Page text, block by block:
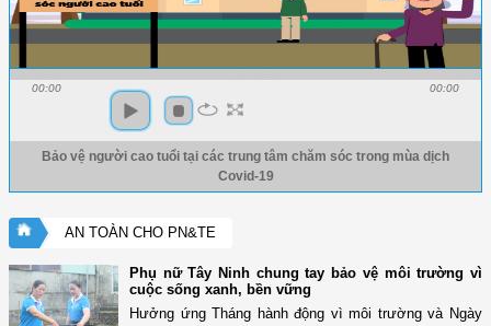
00:00 00:00
Bảo vệ người cao tuổi tại các trung tâm chăm sóc trong mùa dịch
Covid-19
AN TOÀN CHO PN&TE
Phụ nữ Tây Ninh chung tay bảo vệ môi trường vì
cuộc sống xanh, bền vững
Hưởng ứng Tháng hành động vì môi trường và Ngày